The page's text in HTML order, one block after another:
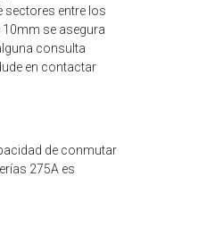
sectores entre los
se asegura
consulta
en contactar
de conmutar
275A es